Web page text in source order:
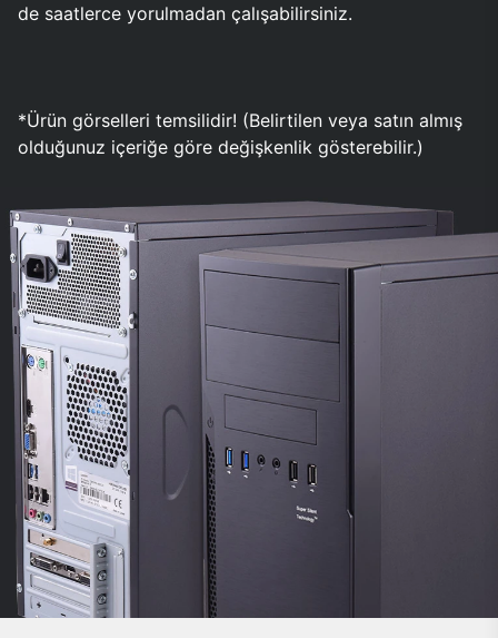
de saatlerce yorulmadan çalışabilirsiniz.
*Ürün görselleri temsilidir! (Belirtilen veya satın almış
olduğunuz içeriğe göre değişkenlik gösterebilir.)